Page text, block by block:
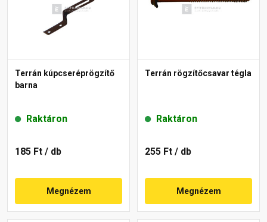
Terrán kúpcseréprögzítő
barna
Raktáron
185 Ft / db
Megnézem
Terrán rögzítőcsavar tégla
Raktáron
255 Ft / db
Megnézem